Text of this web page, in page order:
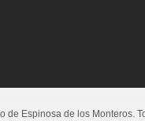
de Espinosa de los Monteros.